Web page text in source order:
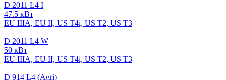
D 2011 L4 I
47.5 кВт
EU IIIA, EU II, US T4i, US T2, US T3
D 2011 L4 W
50 кВт
EU IIIA, EU II, US T4i, US T2, US T3
D 914 L4 (Agri)